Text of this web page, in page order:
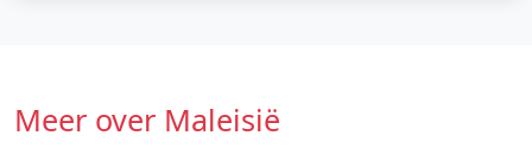
Meer over Maleisië